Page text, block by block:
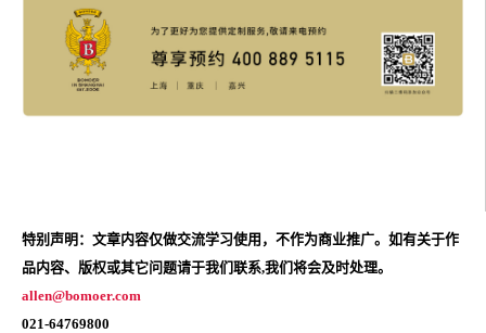
特别声明：文章内容仅做交流学习使用，不作为商业推广。如有关于作
品内容、版权或其它问题请于我们联系,我们将会及时处理。
allen@bomoer.com
021-64769800